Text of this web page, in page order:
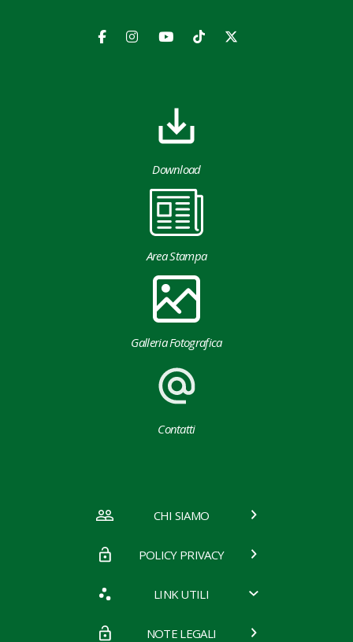
Download
Area Stampa
Galleria Fotografica
Contatti
CHI SIAMO
POLICY PRIVACY
LINK UTILI
NOTE LEGALI